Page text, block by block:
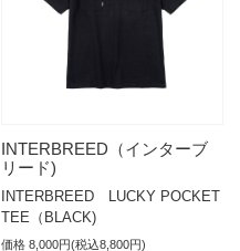
INTERBREED（インターブ
リード)
INTERBREED LUCKY POCKET
TEE（BLACK)
価格 8,000円(税込8,800円)